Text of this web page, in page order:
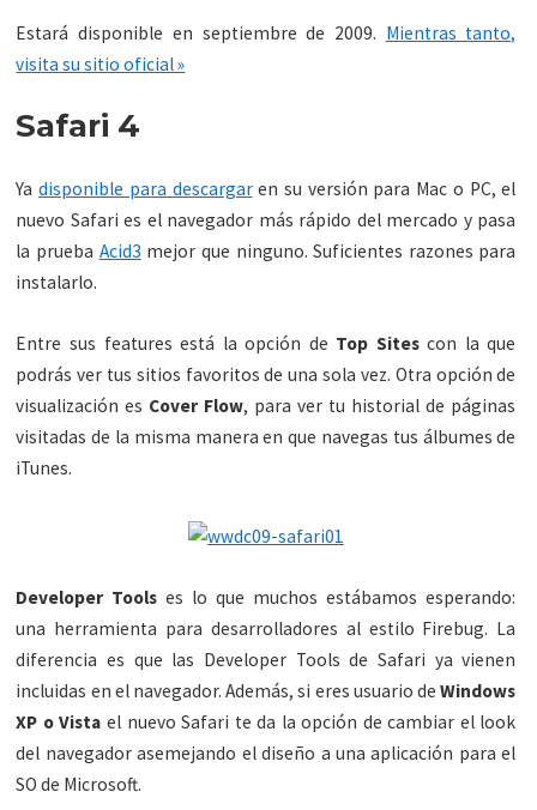
Estará disponible en septiembre de 2009. Mientras tanto,
visita su sitio oficial »
Safari 4
Yadisponible para descargaren su versión para Mac o PC, el
nuevo Safari es el navegador más rápido del mercado y pasa
la prueba Acid3 mejor que ninguno. Suficientes razones para
instalarlo.
Entre sus features está la opción de Top Sitescon la que
podrás ver tus sitios favoritos de una sola vez. Otra opción de
visualización es Cover Flow, para ver tu historial de páginas
visitadas de la misma manera en que navegas tus álbumes de
iTunes.
Developer Toolses lo que muchos estábamos esperando:
una herramienta para desarrolladores al estilo Firebug. La
diferencia es que las Developer Tools de Safari ya vienen
incluidas en el navegador. Además, si eres usuario deWindows
XP o Vista el nuevo Safari te da la opción de cambiar el look
del navegador asemejando el diseño a una aplicación para el
SO de Microsoft.